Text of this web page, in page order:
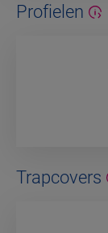
Profielen
Trapcovers